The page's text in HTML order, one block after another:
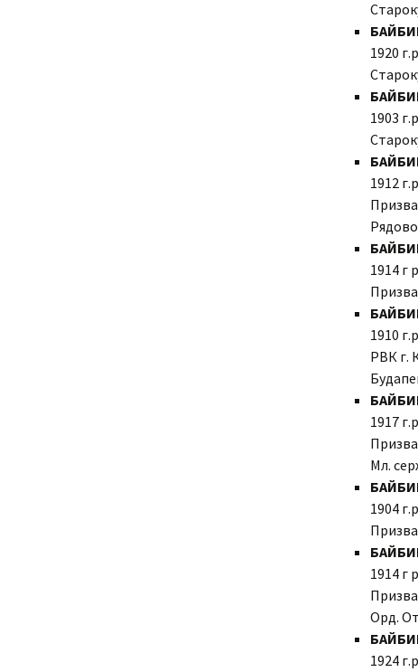
1920
1903
1912
1914 г
1910
РВК г.
1917
Мл.
1904
1914 г
Орд.
1924